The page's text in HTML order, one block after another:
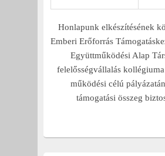
Honlapunk elkészítésének
Emberi Erőforrás
Együttműködési Alap
felelősségvállalás
működési célú
támogatási összeg